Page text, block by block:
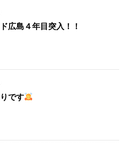
広島４年目突入！！
です